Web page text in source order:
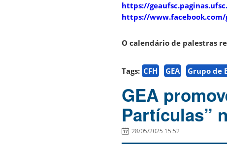
https://
https://www.facebook.com/
O calendário de palestras
Tags: CFH GEA Grupo de
GEA
Partículas”
28/05/2025 15:52